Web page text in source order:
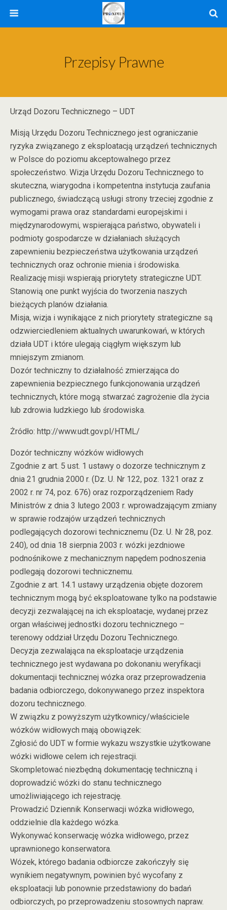
Przepisy Prawne
Urząd Dozoru Technicznego – UDT
Misją Urzędu Dozoru Technicznego jest ograniczanie
ryzyka związanego z eksploatacją urządzeń technicznych
w Polsce do poziomu akceptowalnego przez
społeczeństwo. Wizja Urzędu Dozoru Technicznego to
skuteczna, wiarygodna i kompetentna instytucja zaufania
publicznego, świadczącą usługi strony trzeciej zgodnie z
wymogami prawa oraz standardami europejskimi i
międzynarodowymi, wspierająca państwo, obywateli i
podmioty gospodarcze w działaniach służących
zapewnieniu bezpieczeństwa użytkowania urządzeń
technicznych oraz ochronie mienia i środowiska.
Realizację misji wspierają priorytety strategiczne UDT.
Stanowią one punkt wyjścia do tworzenia naszych
bieżących planów działania.
Misja, wizja i wynikające z nich priorytety strategiczne są
odzwierciedleniem aktualnych uwarunkowań, w których
działa UDT i które ulegają ciągłym większym lub
mniejszym zmianom.
Dozór techniczny to działalność zmierzająca do
zapewnienia bezpiecznego funkcjonowania urządzeń
technicznych, które mogą stwarzać zagrożenie dla życia
lub zdrowia ludzkiego lub środowiska.
Żródło: http://www.udt.gov.pl/HTML/
Dozór techniczny wózków widłowych
Zgodnie z art. 5 ust. 1 ustawy o dozorze technicznym z
dnia 21 grudnia 2000 r. (Dz. U. Nr 122, poz. 1321 oraz z
2002 r. nr 74, poz. 676) oraz rozporządzeniem Rady
Ministrów z dnia 3 lutego 2003 r. wprowadzającym zmiany
w sprawie rodzajów urządzeń technicznych
podlegających dozorowi technicznemu (Dz. U. Nr 28, poz.
240), od dnia 18 sierpnia 2003 r. wózki jezdniowe
podnośnikowe z mechanicznym napędem podnoszenia
podlegają dozorowi technicznemu.
Zgodnie z art. 14.1 ustawy urządzenia objęte dozorem
technicznym mogą być eksploatowane tylko na podstawie
decyzji zezwalającej na ich eksploatacje, wydanej przez
organ właściwej jednostki dozoru technicznego –
terenowy oddział Urzędu Dozoru Technicznego.
Decyzja zezwalająca na eksploatacje urządzenia
technicznego jest wydawana po dokonaniu weryfikacji
dokumentacji technicznej wózka oraz przeprowadzenia
badania odbiorczego, dokonywanego przez inspektora
dozoru technicznego.
W związku z powyższym użytkownicy/właściciele
wózków widłowych mają obowiązek:
Zgłosić do UDT w formie wykazu wszystkie użytkowane
wózki widłowe celem ich rejestracji.
Skompletować niezbędną dokumentację techniczną i
doprowadzić wózki do stanu technicznego
umożliwiającego ich rejestrację.
Prowadzić Dziennik Konserwacji wózka widłowego,
oddzielnie dla każdego wózka.
Wykonywać konserwację wózka widłowego, przez
uprawnionego konserwatora.
Wózek, którego badania odbiorcze zakończyły się
wynikiem negatywnym, powinien być wycofany z
eksploatacji lub ponownie przedstawiony do badań
odbiorczych, po przeprowadzeniu stosownych napraw.